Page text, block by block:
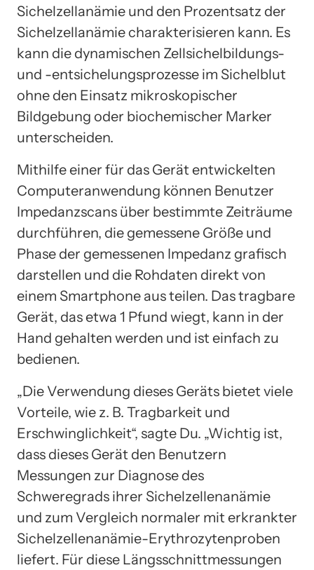
Sichelzellanämie und den Prozentsatz der
Sichelzellanämie charakterisieren kann. Es
kann die dynamischen Zellsichelbildungs-
und -entsichelungsprozesse im Sichelblut
ohne den Einsatz mikroskopischer
Bildgebung oder biochemischer Marker
unterscheiden.
Mithilfe einer für das Gerät entwickelten
Computeranwendung können Benutzer
Impedanzscans über bestimmte Zeiträume
durchführen, die gemessene Größe und
Phase der gemessenen Impedanz grafisch
darstellen und die Rohdaten direkt von
einem Smartphone aus teilen. Das tragbare
Gerät, das etwa 1 Pfund wiegt, kann in der
Hand gehalten werden und ist einfach zu
bedienen.
„Die Verwendung dieses Geräts bietet viele
Vorteile, wie z. B. Tragbarkeit und
Erschwinglichkeit“, sagte Du. „Wichtig ist,
dass dieses Gerät den Benutzern
Messungen zur Diagnose des
Schweregrads ihrer Sichelzellenanämie
und zum Vergleich normaler mit erkrankter
Sichelzellenanämie-Erythrozytenproben
liefert. Für diese Längsschnittmessungen